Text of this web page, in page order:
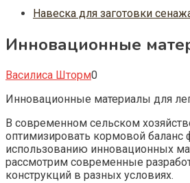
Навеска для заготовки
Инновационные
Василиса Шторм0
Инновационные материалы для
В современном сельском
оптимизировать кормовой баланс
использованию инновационных
рассмотрим современные
конструкций в разных условиях.